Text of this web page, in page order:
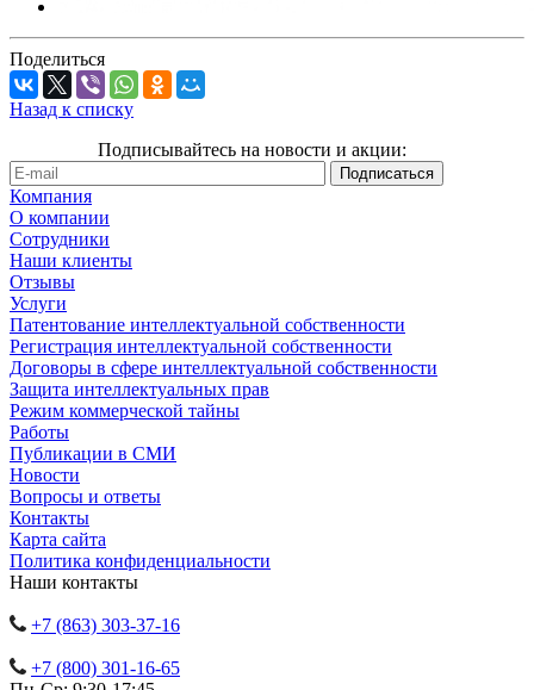
Поделиться
Назад к списку
Подписывайтесь на новости и акции:
Компания
О компании
Сотрудники
Наши клиенты
Отзывы
Услуги
Патентование интеллектуальной собственности
Регистрация интеллектуальной собственности
Договоры в сфере интеллектуальной собственности
Защита интеллектуальных прав
Режим коммерческой тайны
Работы
Публикации в СМИ
Новости
Вопросы и ответы
Контакты
Карта сайта
Политика конфиденциальности
Наши контакты
+7 (863) 303-37-16
+7 (800) 301-16-65